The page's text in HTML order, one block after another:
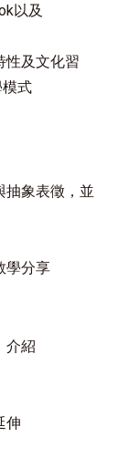
以及
及文化習
式
象表徵，並
學分享
介紹
伸